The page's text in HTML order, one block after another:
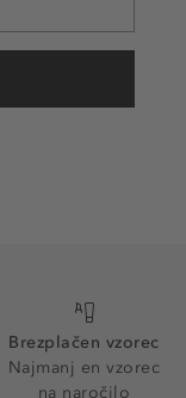
Brezplačen vzorec
Najmanj en vzorec
na naročilo